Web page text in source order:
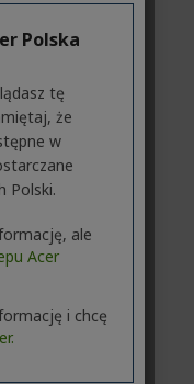
Polska
tę
że
w
Polski.
ale
Acer
i chcę